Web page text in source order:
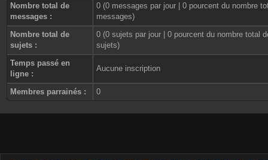
Nombre total de
messages :
0 (0 messages par jour | 0 pourcent du nombre
messages)
Nombre total de
sujets :
0 (0 sujets par jour | 0 pourcent du nombre total
sujets)
Temps passé en
ligne :
Aucune inscription
Membres parrainés : 0